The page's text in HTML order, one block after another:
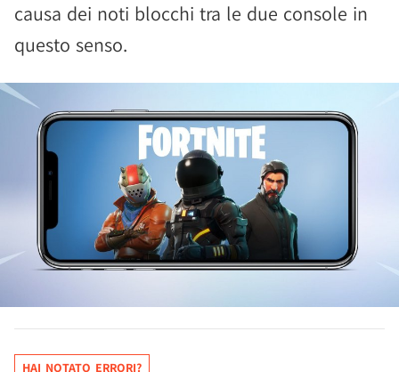
causa dei noti blocchi tra le due console in
questo senso.
HAI NOTATO ERRORI?